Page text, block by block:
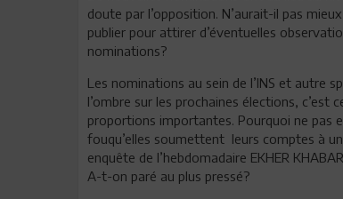
doute par l’opposition. N’aurait-il pas
publier pour attirer d’éventuelles
nominations?
Les nominations au sein de l’INS et autre
l’ombre sur les prochaines élections,
proportions importantes. Pourquoi ne pas
fouqu’elles soumettent leurs comptes à
enquête de l’hebdomadaire EKHER
A-t-on paré au plus pressé?